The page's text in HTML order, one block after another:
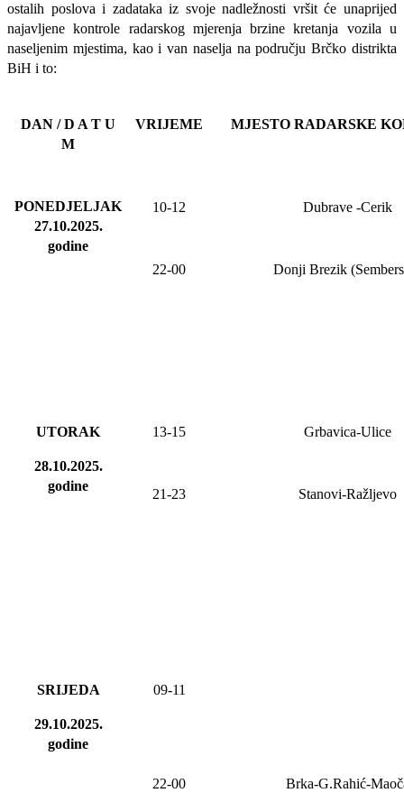
ostalih poslova i zadataka iz svoje nadležnosti vršit će unaprijed
najavljene kontrole radarskog mjerenja brzine kretanja vozila u
naseljenim mjestima, kao i van naselja na području Brčko distrikta
BiH i to:
DAN / D A T U
M
VRIJEME MJESTO RADARSKE
PONEDJELJAK
27.10.2025.
godine
10-12 Dubrave-Cerik
22-00 Donji Brezik
UTORAK
28.10.2025.
godine
13-15 Grbavica-Ulice
21-23 Stanovi-Ražljevo
SRIJEDA
29.10.2025.
godine
09-11
22-00 Brka-G.Rahić-